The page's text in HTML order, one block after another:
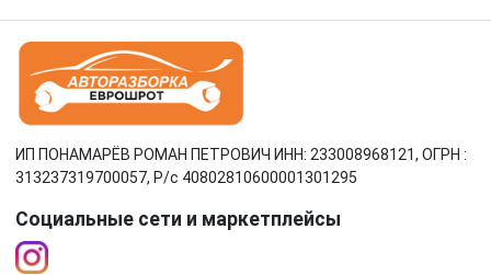
ИП ПОНАМАРЁВ РОМАН ПЕТРОВИЧ ИНН: 233008968121, ОГРН :
313237319700057, Р/c 40802810600001301295
Социальные сети и маркетплейсы